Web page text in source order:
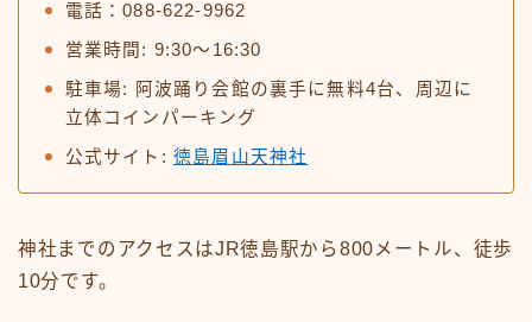
電話：088-622-9962
営業時間: 9:30〜16:30
駐車場: 阿波踊り会館の裏手に無料4台、周辺に
立体コインパーキング
公式サイト: 徳島眉山天神社
神社までのアクセスはJR徳島駅から800メートル、徒歩
10分です。